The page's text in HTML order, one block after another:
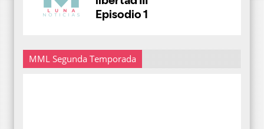
MML Segunda Temporada